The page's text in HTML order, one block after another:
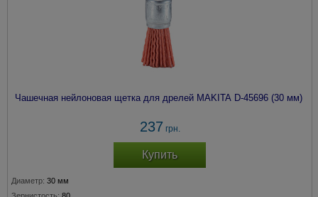
Чашечная нейлоновая щетка для дрелей MAKITA D-45696 (30 мм)
237 грн.
Купить
Диаметр: 30 мм